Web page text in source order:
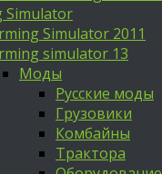
Simulator
Simulator 2011
simulator 13
Моды
Русские моды
Грузовики
Комбайны
Трактора